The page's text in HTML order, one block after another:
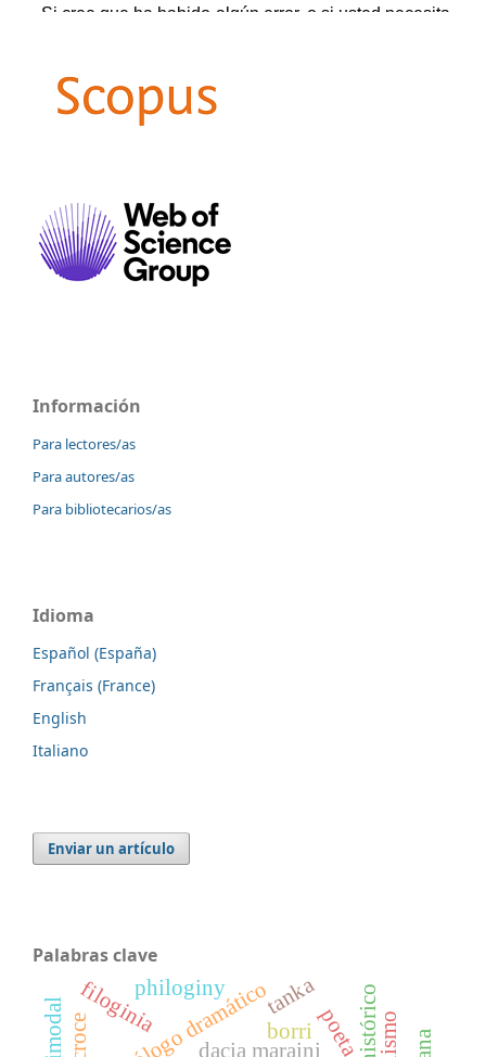
Información
Para lectores/as
Para autores/as
Para bibliotecarios/as
Idioma
Español (España)
Français (France)
English
Italiano
Enviar un artículo
Palabras clave
dacia maraini
borri poeta
philoginy
filoginia tanka